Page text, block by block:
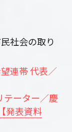
社会の取り
連帯 代表／
テーター／慶
【発表資料